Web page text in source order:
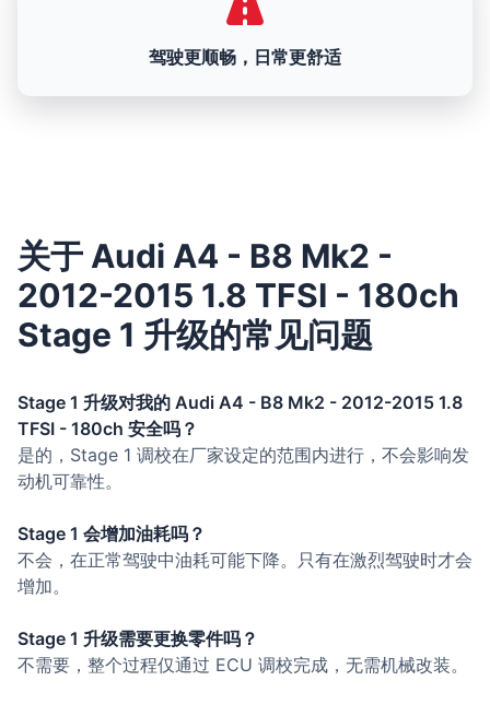
驾驶更顺畅，日常更舒适
关于 Audi A4 - B8 Mk2 -
2012-2015 1.8 TFSI - 180ch
Stage 1 升级的常见问题
Stage 1 升级对我的 Audi A4 - B8 Mk2 - 2012-2015 1.8
TFSI - 180ch 安全吗？
是的，Stage 1 调校在厂家设定的范围内进行，不会影响发
动机可靠性。
Stage 1 会增加油耗吗？
不会，在正常驾驶中油耗可能下降。只有在激烈驾驶时才会
增加。
Stage 1 升级需要更换零件吗？
不需要，整个过程仅通过 ECU 调校完成，无需机械改装。